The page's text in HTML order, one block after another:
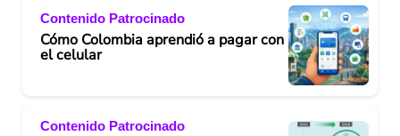
Contenido Patrocinado
Cómo Colombia aprendió a pagar con
el celular
Contenido Patrocinado